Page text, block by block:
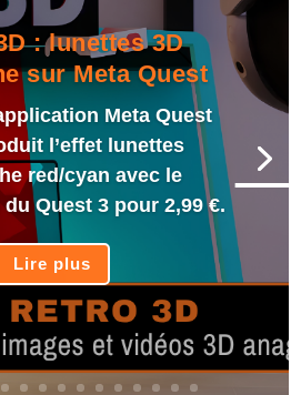
: lunettes 3D
sur Meta Quest
Meta Quest
l’effet lunettes
red/cyan avec le
Quest 3 pour 2,99 €.
Lire plus